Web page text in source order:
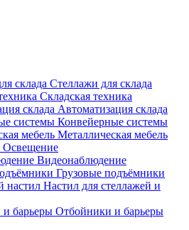
Cтеллажи для склада
Складская техника
Автоматизация склада
Конвейерные системы
Металлическая мебель
Освещение
Видеонаблюдение
Грузовые подъёмники
Настил для стеллажей и
Отбойники и барьеры